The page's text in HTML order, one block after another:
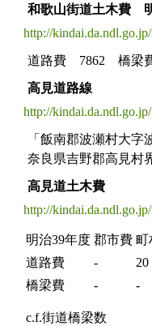
和歌山街道土木費
http://
道路費 7862 橋梁
高見道路線
http://
「飯南郡波瀬村大
奈良県吉野郡高見
高見道土木費
http://
明治39年度 郡市費 町
道路費
- 20
橋梁費
- -
c.f.街道橋梁数